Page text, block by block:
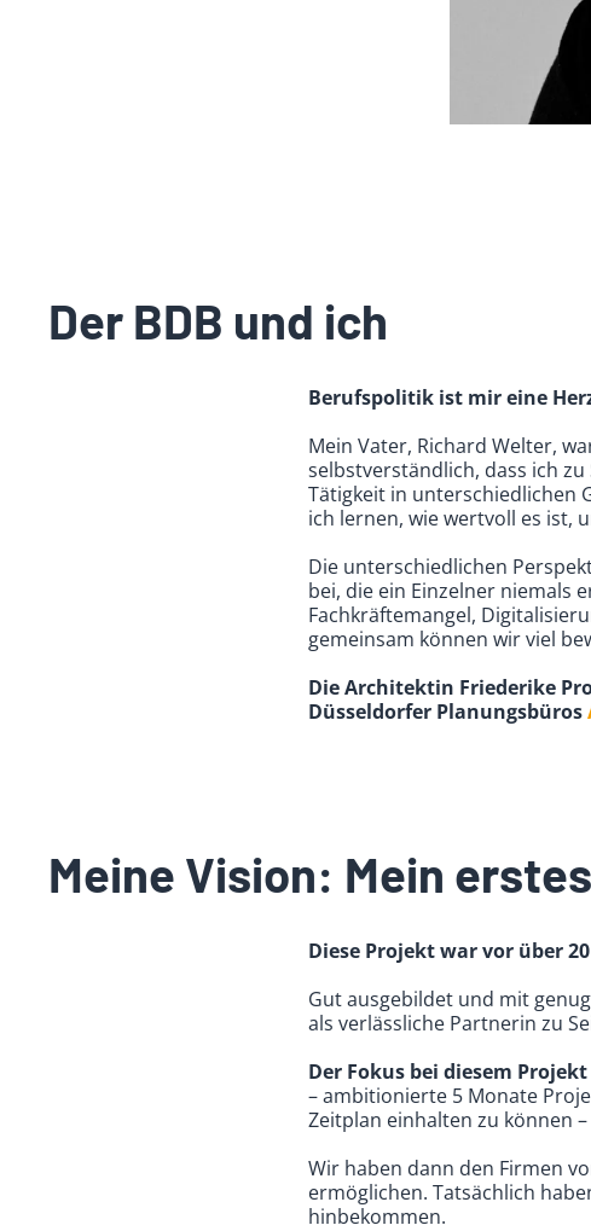
Der BDB und ich
Berufspolitik ist mir eine
Mein Vater, Richard Welter,
selbstverständlich, dass ich
Tätigkeit in unterschiedlichen
ich lernen, wie wertvoll es ist,
Die unterschiedlichen
bei, die ein Einzelner niemals
Fachkräftemangel,
gemeinsam können wir viel
Die Architektin Friederike
Düsseldorfer Planungsbüros
Meine Vision: Mein
Diese Projekt war vor über
Gut ausgebildet und mit
als verlässliche Partnerin zu
Der Fokus bei diesem
– ambitionierte 5 Monate
Zeitplan einhalten zu können
Wir haben dann den Firmen
ermöglichen. Tatsächlich
hinbekommen.